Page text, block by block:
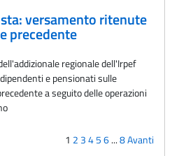
versamento ritenute
precedente
regionale dell'Irpef
e pensionati sulle
a seguito delle operazioni
1 2 3456...8Avanti